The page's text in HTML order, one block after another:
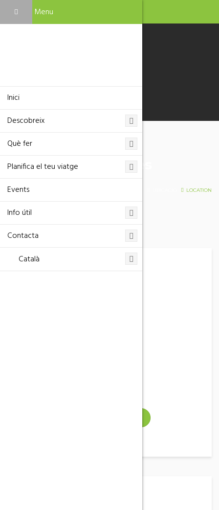
Troba el que busques
LOCATION
Menu
Inici
Descobreix
Què fer
Planifica el teu viatge
Events
Info útil
Contacta
Català